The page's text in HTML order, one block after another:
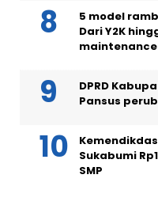
5 model
Dari Y2K
maintenance
DPRD
Pansus
Sukabumi
SMP